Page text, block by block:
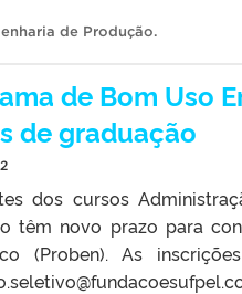
de Produção.
de Bom Uso
de graduação
dos cursos
têm novo prazo para
(Proben). As